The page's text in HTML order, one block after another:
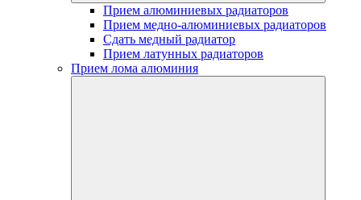
Прием алюминиевых радиаторов
Прием медно-алюминиевых радиаторов
Сдать медный радиатор
Прием латунных радиаторов
Прием лома алюминия